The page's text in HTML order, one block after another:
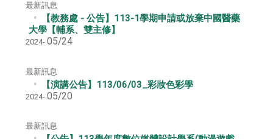
最新訊息
【教務處 - 公告】113-1學期申請或放棄中國醫藥
大學【輔系、雙主修】
2024- 05/24
最新訊息
【演講公告】113/06/03_彩妝色彩學
2024- 05/20
最新訊息